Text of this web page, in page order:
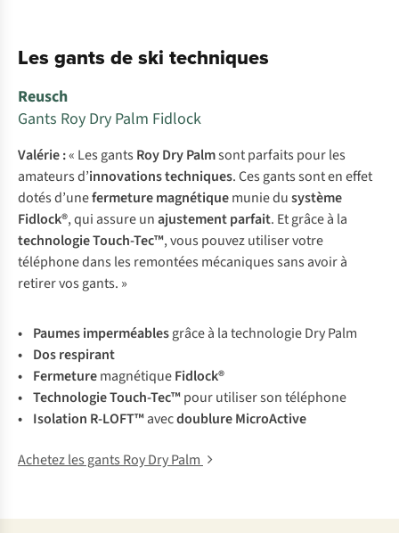
Les gants de ski techniques
Reusch
Gants Roy Dry Palm Fidlock
Valérie :« Les gants Roy Dry Palmsont parfaits pour les
amateurs d’innovations techniques. Ces gants sont en effet
dotés d’unefermeture magnétiquemunie dusystème
Fidlock®, qui assure unajustement parfait. Et grâce à la
technologie Touch-Tec™, vous pouvez utiliser votre
téléphone dans les remontées mécaniques sans avoir à
retirer vos gants. »
• Paumes imperméablesgrâce à la technologie Dry Palm
• Dos respirant
• FermeturemagnétiqueFidlock®
• Technologie Touch-Tec™pour utiliser son téléphone
• Isolation R-LOFT™avecdoublure MicroActive
Achetez les gants Roy Dry Palm